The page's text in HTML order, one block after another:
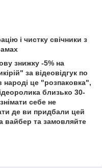
і чистку свічники з
знижку -5% на
за відеовідгук по
це "розпаковка",
близько 30-
себе не
де ви придбали цей
вайбер та замовляйте